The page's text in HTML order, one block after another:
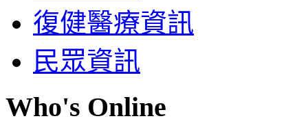
復健醫療資訊
民眾資訊
Who's Online